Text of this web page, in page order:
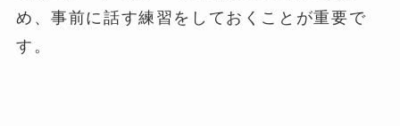
め、事前に話す練習をしておくことが重要で
す。